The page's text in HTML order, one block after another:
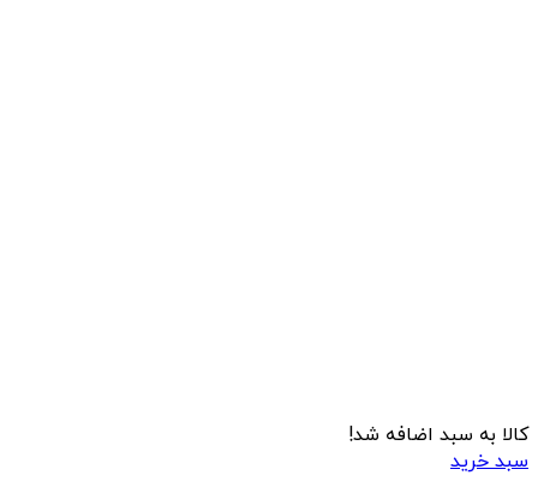
کالا به سبد اضافه شد!
سبد خرید